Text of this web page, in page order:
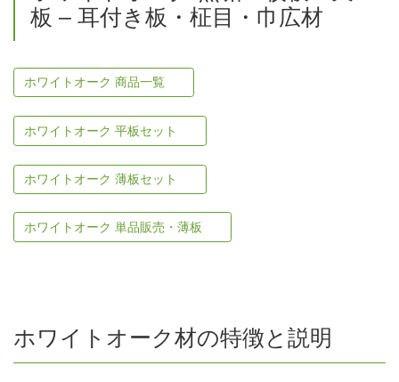
板 – 耳付き板・柾目・巾広材
ホワイトオーク 商品一覧
ホワイトオーク 平板セット
ホワイトオーク 薄板セット
ホワイトオーク 単品販売・薄板
ホワイトオーク材の特徴と説明